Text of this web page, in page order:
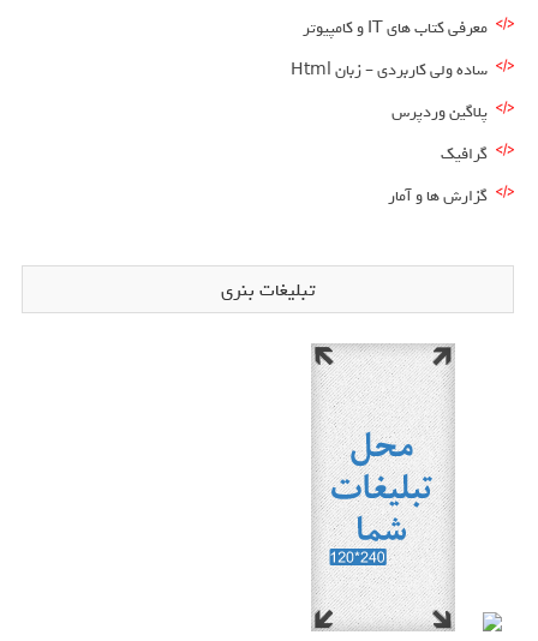
معرفی کتاب های IT و کامپیوتر
ساده ولی کاربردی – زبان Html
پلاگین وردپرس
گرافیک
گزارش ها و آمار
تبلیغات بنری